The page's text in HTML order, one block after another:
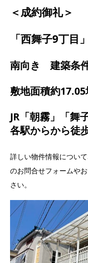
＜成約御礼＞
「西舞子9丁目
南向き 建築条
敷地面積約
JR「朝霧」「舞
各駅からから徒
詳しい物件情報につい
のお問合せフォームや
さい。